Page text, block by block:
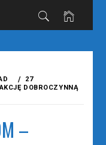
27
DOBROCZYNNĄ
–